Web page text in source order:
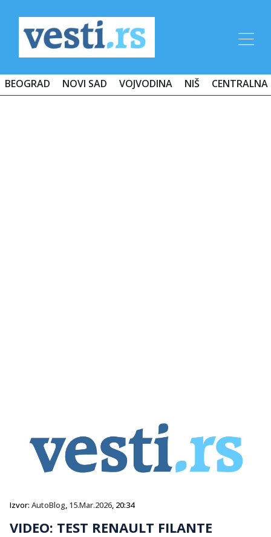
BEOGRAD NOVI SAD VOJVODINA NIŠ CENTRALNA
Izvor: AutoBlog, 15.Mar.2026, 20:34
VIDEO: TEST RENAULT FILANTE